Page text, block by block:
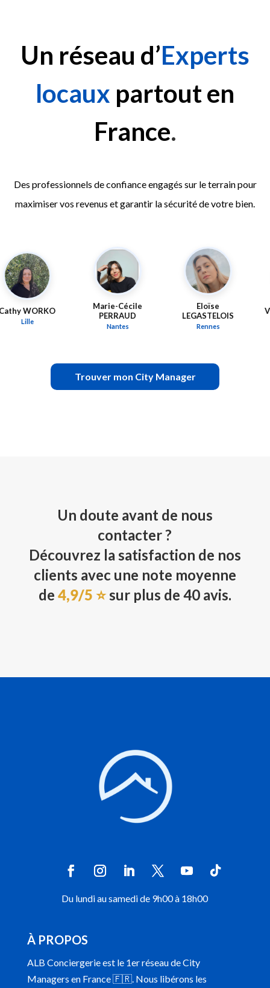
Un réseau d’Experts
locaux partout en
France.
Des professionnels de confiance engagés sur le terrain pour
maximiser vos revenus et garantir la sécurité de votre bien.
WORKO
Marie-Cécile
PERRAUD
Nantes
Eloïse
LEGASTELOIS
Rennes
Trouver mon City Manager
Un doute avant de nous
contacter ?
Découvrez la satisfaction de nos
clients avec une note moyenne
de 4,9/5 ⭐sur plus de 40 avis.
Du lundi au samedi de 9h00 à 18h00
À PROPOS
ALB Conciergerie est le 1er réseau de City
Managers en France 🇫🇷. Nous libérons les